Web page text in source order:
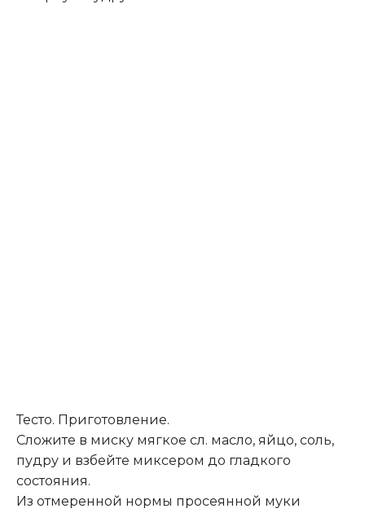
Тесто. Приготовление.
Сложите в миску мягкое сл. масло, яйцо, соль,
пудру и взбейте миксером до гладкого
состояния.
Из отмеренной нормы просеянной муки